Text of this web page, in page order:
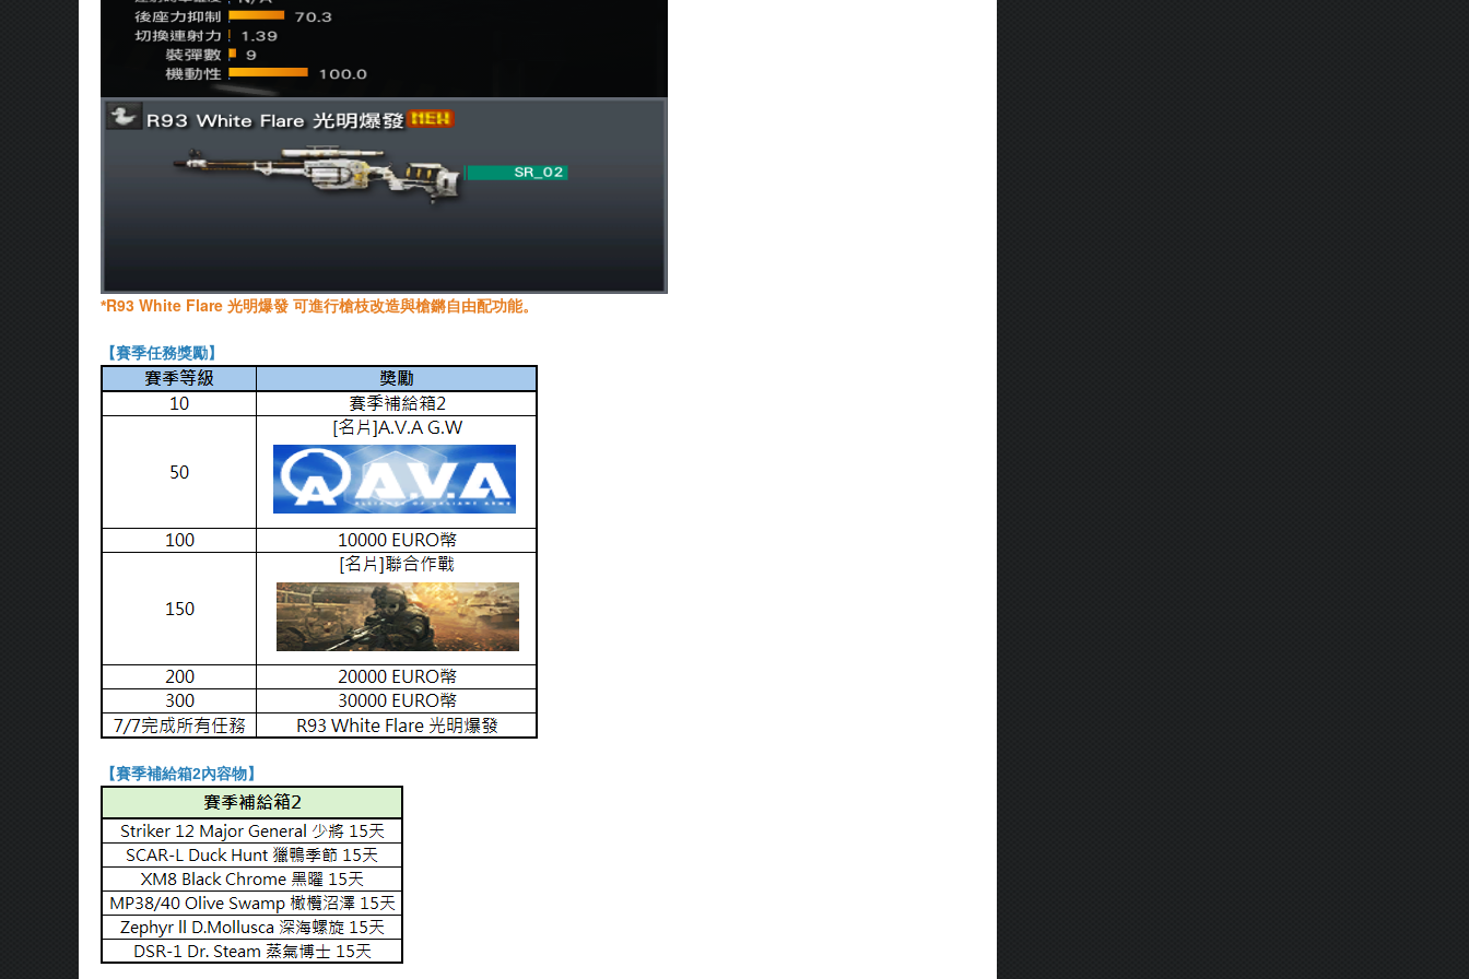
*R93 White Flare 光明爆發 可進行槍枝改造與槍鏘自由配功能。
【賽季任務獎勵】
【賽季補給箱2內容物】